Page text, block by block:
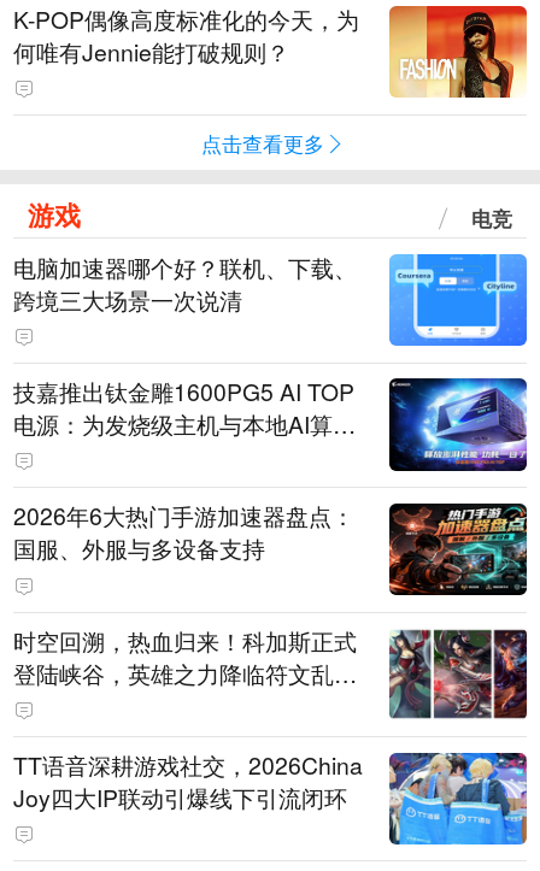
K-POP偶像高度标准化的今天，为
何唯有Jennie能打破规则？
点击查看更多
游戏 电竞
电脑加速器哪个好？联机、下载、
跨境三大场景一次说清
技嘉推出钛金雕1600PG5 AI TOP
电源：为发烧级主机与本地AI算力
打造旗舰供电方案
2026年6大热门手游加速器盘点：
国服、外服与多设备支持
时空回溯，热血归来！科加斯正式
登陆峡谷，英雄之力降临符文乱
斗！
TT语音深耕游戏社交，2026China
Joy四大IP联动引爆线下引流闭环